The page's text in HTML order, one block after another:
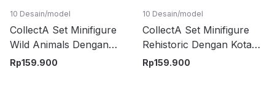
10 Desain/model
CollectA Set Minifigure
Wild Animals Dengan
Kotak Penyimpanan - Mix
Rp159.900
10 Desain/model
CollectA Set Minifigure
Rehistoric Dengan Kotak
Penyimpanan - Mix
Rp159.900